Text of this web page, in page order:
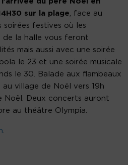
sur la plage, face au
soirées festives où les
de la halle vous feront
mais aussi avec une soirée
le 23 et une soirée musicale
le 30. Balade aux flambeaux
au village de Noël vers 19h
Noël. Deux concerts auront
au théâtre Olympia.
.